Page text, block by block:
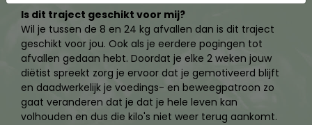
Is dit traject geschikt voor mij?
Wil je tussen de 8 en 24 kg afvallen dan is dit traject
geschikt voor jou. Ook als je eerdere pogingen tot
afvallen gedaan hebt. Doordat je elke 2 weken jouw
diëtist spreekt zorg je ervoor dat je gemotiveerd blijft
en daadwerkelijk je voedings- en beweegpatroon zo
gaat veranderen dat je dat je hele leven kan
volhouden en dus die kilo's niet weer terug aankomt.